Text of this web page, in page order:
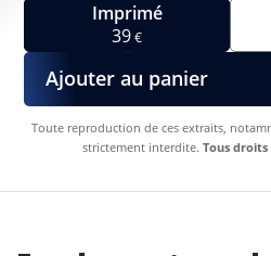
Imprimé
39€
Ajouter au panier
Toute reproduction de ces extraits,
strictement interdite. Tous droits